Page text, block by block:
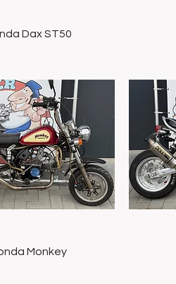
overzicht
Dax ST50
overzicht
Monkey